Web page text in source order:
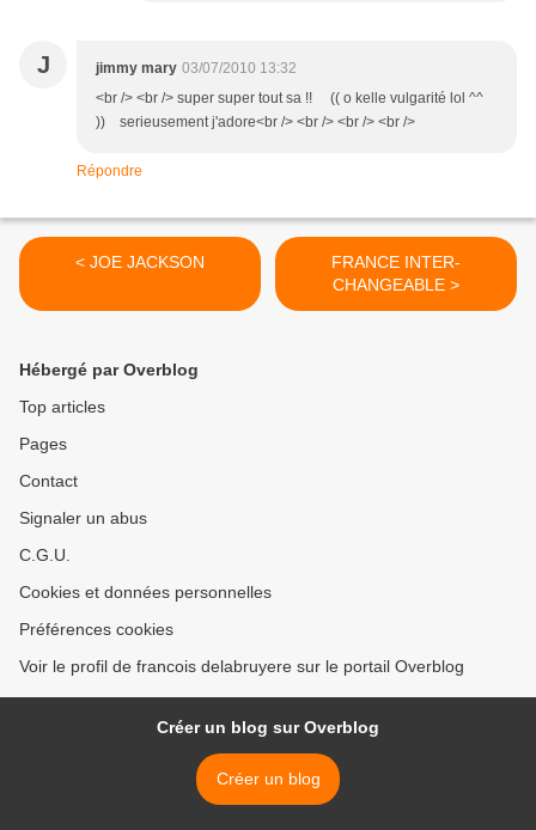
J jimmy mary 03/07/2010 13:32
<br /> <br /> super super tout sa !! (( o kelle vulgarité lol ^^
)) serieusement j'adore<br /> <br /> <br /> <br />
Répondre
< JOE JACKSON
FRANCE INTER-
CHANGEABLE >
Hébergé par Overblog
Top articles
Pages
Contact
Signaler un abus
C.G.U.
Cookies et données personnelles
Préférences cookies
Voir le profil de francois delabruyere sur le portail Overblog
Créer un blog sur Overblog
Créer un blog